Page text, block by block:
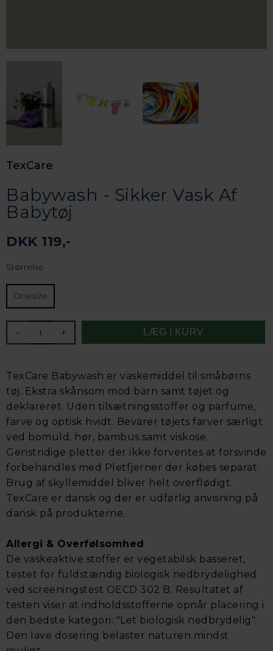
TexCare
Babywash - Sikker Vask Af
Babytøj
DKK 119,-
Størrelse
Onesize
- +
TexCare Babywash er vaskemiddel til småbørns
tøj. Ekstra skånsom mod barn samt tøjet og
deklareret. Uden tilsætningsstoffer og parfume,
farve og optisk hvidt. Bevarer tøjets farver særligt
ved bomuld, hør, bambus samt viskose.
Genstridige pletter der ikke forventes at forsvinde
forbehandles med Pletfjerner der købes separat.
Brug af skyllemiddel bliver helt overflødigt.
TexCare er dansk og der er udførlig anvisning på
dansk på produkterne.
Allergi & Overfølsomhed
De vaskeaktive stoffer er vegetabilsk basseret,
testet for fuldstændig biologisk nedbrydelighed
ved screeningstest OECD 302 B. Resultatet af
testen viser at indholdsstofferne opnår placering i
den bedste kategori: "Let biologisk nedbrydelig".
Den lave dosering belaster naturen mindst